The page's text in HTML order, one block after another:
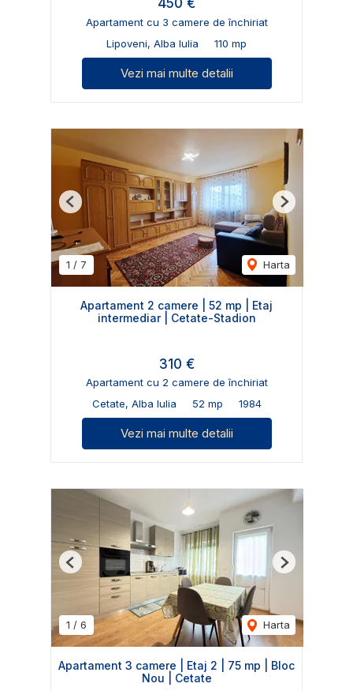
Apartament cu 3 camere de închiriat
Lipoveni, Alba Iulia
110 mp
Vezi mai multe detalii
1 / 7 Harta
Previous Next
Apartament 2 camere | 52 mp | Etaj
intermediar | Cetate-Stadion
310 €
Apartament cu 2 camere de închiriat
Cetate, Alba Iulia
52 mp 1984
Vezi mai multe detalii
1 / 6 Harta
Previous Next
Apartament 3 camere | Etaj 2 | 75 mp | Bloc
Nou | Cetate